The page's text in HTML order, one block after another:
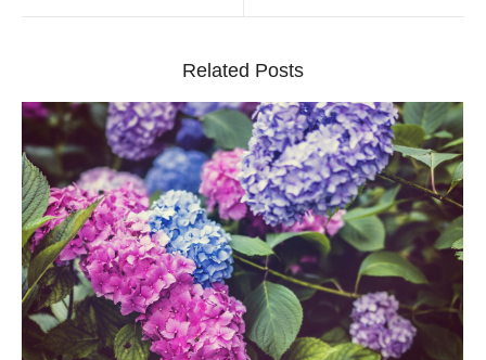
Related Posts